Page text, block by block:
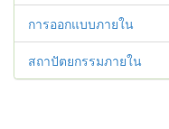
การออกแบบภายใน
สถาปัตยกรรมภายใน